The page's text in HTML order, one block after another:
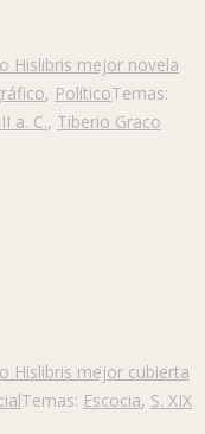
Hislibris mejor novela
, PolíticoTemas:
a. C., Tiberio Graco
Hislibris mejor cubierta
Temas: Escocia, S. XIX